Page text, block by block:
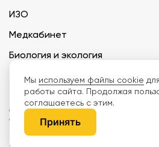
ИЗО
Медкабинет
Биология и экология
Технология
ООО «Дети наше будущее» ИНН 6671165273
667101001 БИК 046577674
Информация на сайте не является
могут отличаться от поставляемых
Мы используем файлы cookie
работы сайта. Продолжая
соглашаетесь с этим.
Принять